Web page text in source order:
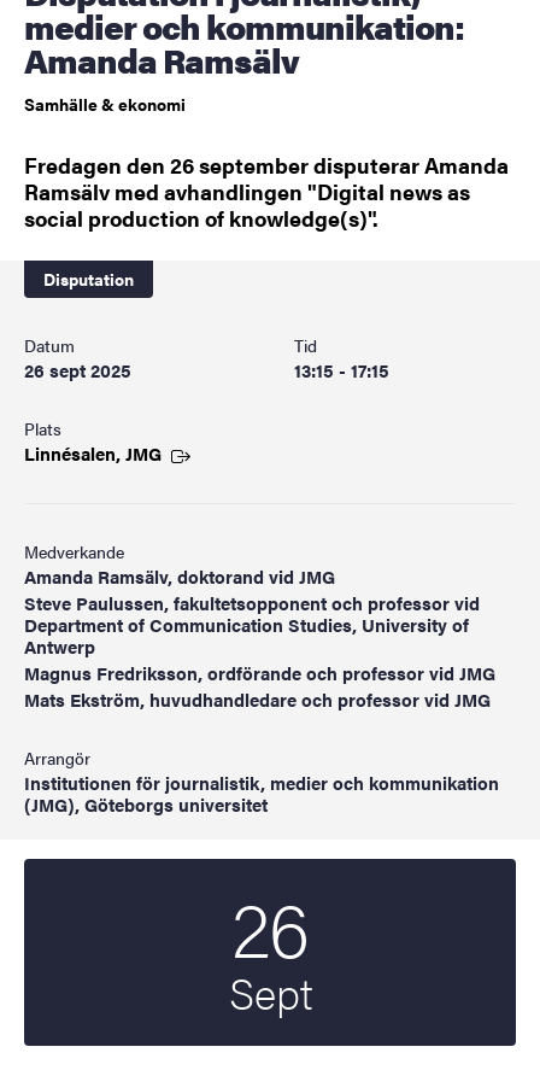
medier och kommunikation:
Amanda Ramsälv
Samhälle & ekonomi
Fredagen den 26 september disputerar Amanda
Ramsälv med avhandlingen "Digital news as
social production of knowledge(s)".
Disputation
Datum
26 sept 2025
Tid
13:15 - 17:15
Plats
Linnésalen,JMG
Medverkande
Amanda Ramsälv, doktorand vid JMG
Steve Paulussen, fakultetsopponent och professor vid
Department of Communication Studies, University of
Antwerp
Magnus Fredriksson, ordförande och professor vid JMG
Mats Ekström, huvudhandledare och professor vid JMG
Arrangör
Institutionen för journalistik, medier och kommunikation
(JMG), Göteborgs universitet
26
Sept